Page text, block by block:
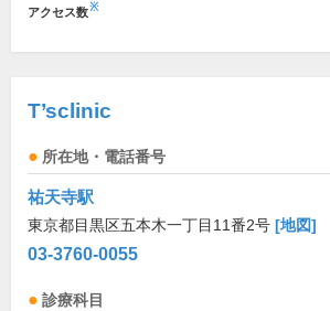
アクセス数※
T’sclinic
所在地・電話番号
祐天寺駅
東京都目黒区五本木一丁目11番2号 [地図]
03-3760-0055
診療科目